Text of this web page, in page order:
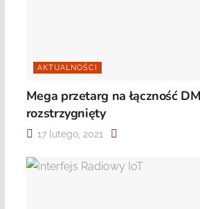
AKTUALNOŚCI
Mega przetarg na łączność
rozstrzygnięty
17 lutego, 2021